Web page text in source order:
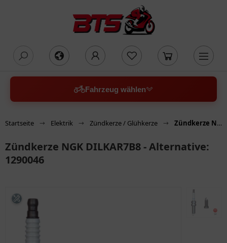
Fahrzeug wählen
Startseite Elektrik Zündkerze / Glühkerze Zündkerze NGK DILKAR7B8 - Alternative: 1290046
Zündkerze NGK DILKAR7B8 - Alternative:
1290046